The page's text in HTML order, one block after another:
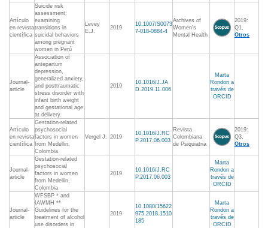
Artículo
en revista
científica
Suicide risk
assessment:
examining
transitions in
suicidal behaviors
among pregnant
women in Perú
Levey
E.J.
2019
10.1007/S0073
7-018-0884-4
Archives of
Women's
Mental Health
2019:
Q1,
Otros
Journal-
article
Association of
antepartum
depression,
generalized anxiety,
and posttraumatic
stress disorder with
infant birth weight
and gestational age
at delivery.
2019
10.1016/J.JA
D.2019.11.006
Marta
Rondon a
través de
ORCID
Artículo
en revista
científica
Gestation-related
psychosocial
factors in women
from Medellin,
Colombia
Vergel J. 2019
10.1016/J.RC
P.2017.06.003
Revista
Colombiana
de Psiquiatria
2019:
Q3,
Otros
Journal-
article
Gestation-related
psychosocial
factors in women
from Medellin,
Colombia
2019
10.1016/J.RC
P.2017.06.003
Marta
Rondon a
través de
ORCID
Journal-
article
WFSBP * and
IAWMH **
Guidelines for the
treatment of alcohol
use disorders in
2019
10.1080/15622
975.2018.1510
185
Marta
Rondon a
través de
ORCID